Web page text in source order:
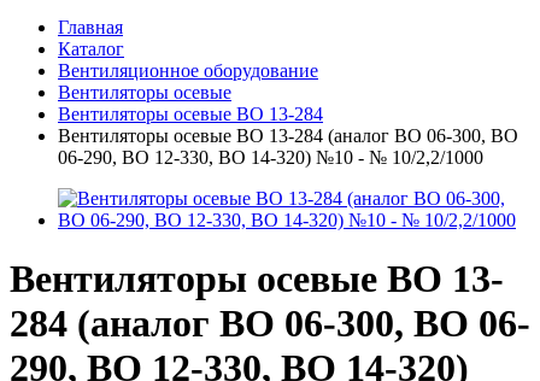
Главная
Каталог
Вентиляционное оборудование
Вентиляторы осевые
Вентиляторы осевые ВО 13-284
Вентиляторы осевые ВО 13-284 (аналог ВО 06-300, ВО
06-290, ВО 12-330, ВО 14-320) №10 - № 10/2,2/1000
Вентиляторы осевые ВО 13-
284 (аналог ВО 06-300, ВО 06-
290, ВО 12-330, ВО 14-320)